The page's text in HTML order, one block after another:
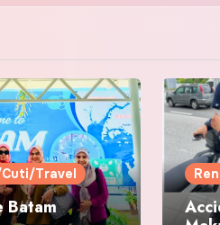
Travel
Batam